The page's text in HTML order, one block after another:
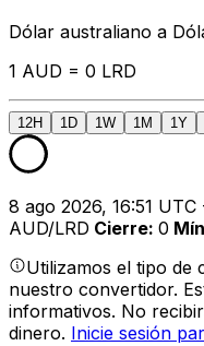
Dólar australiano a
1 AUD = 0 LRD
12H 1D 1W 1M 1Y
8 ago 2026, 16:51
AUD/LRD Cierre: 0
Utilizamos el tipo de
nuestro convertidor.
informativos. No
dinero. Inicie sesión